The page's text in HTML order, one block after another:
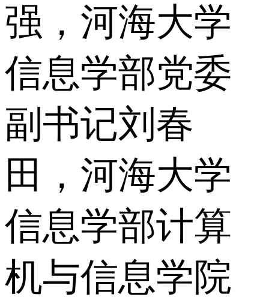
强，河海大学
信息学部党委
副书记刘春
田，河海大学
信息学部计算
机与信息学院